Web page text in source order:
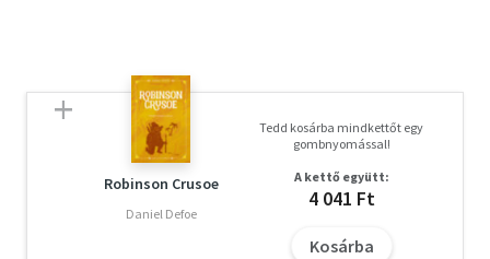
mindig is voltak, Jo March fiai.
Robinson Crusoe
Daniel Defoe
Tedd kosárba mindkettőt egy
gombnyomással!
A kettő együtt:
4 041 Ft
Kosárba